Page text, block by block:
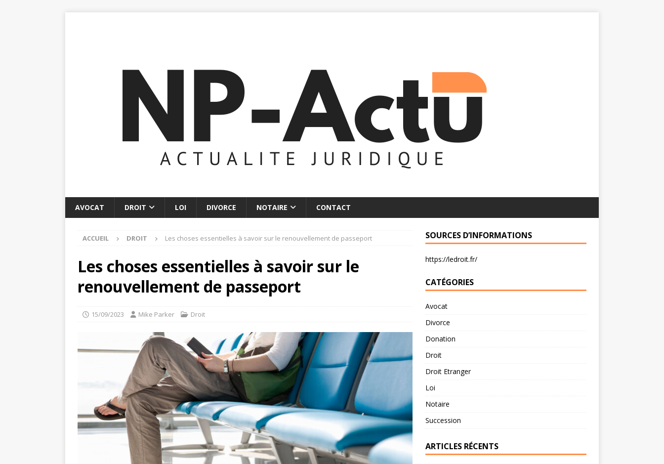
AVOCAT DROIT LOI DIVORCE NOTAIRE CONTACT
ACCUEIL DROIT Les choses essentielles à savoir sur le renouvellement de passeport
Les choses essentielles à savoir sur le
renouvellement de passeport
15/09/2023 Mike Parker Droit
SOURCES D’INFORMATIONS
https://ledroit.fr/
CATÉGORIES
Avocat
Divorce
Donation
Droit
Droit Etranger
Loi
Notaire
Succession
ARTICLES RÉCENTS